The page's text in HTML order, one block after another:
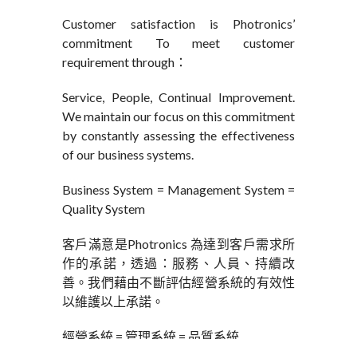
Customer satisfaction is Photronics’
commitment To meet customer
requirement through：
Service, People, Continual Improvement.
We maintain our focus on this commitment
by constantly assessing the effectiveness
of our business systems.
Business System = Management System =
Quality System
客戶滿意是Photronics 為達到客戶需求所
作的承諾，透過：服務、人員、持續改
善。我們藉由不斷評估經營系統的有效性
以維護以上承諾。